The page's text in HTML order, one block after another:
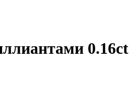
0.16ct